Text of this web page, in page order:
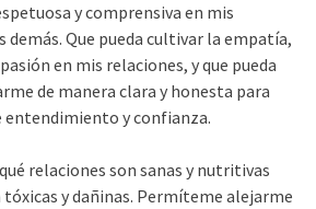
y comprensiva en mis
demás. Que pueda cultivar la empatía,
en mis relaciones, y que pueda
de manera clara y honesta para
y confianza.
relaciones son sanas y nutritivas
tóxicas y dañinas. Permíteme alejarme